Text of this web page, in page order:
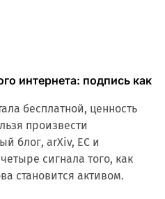
интернета: подпись как
бесплатной, ценность
произвести
блог, arXiv, ЕС и
сигнала того, как
становится активом.